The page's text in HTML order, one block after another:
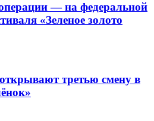
— на федеральной
«Зеленое золото
третью смену в